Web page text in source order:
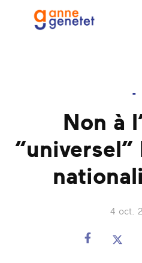
-
Non à
“universel”
4 oct.